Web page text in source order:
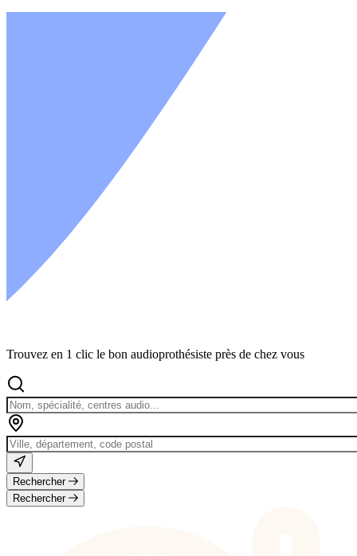
Trouvez en 1 clic le bon audioprothésiste près de chez vous
Rechercher
Rechercher